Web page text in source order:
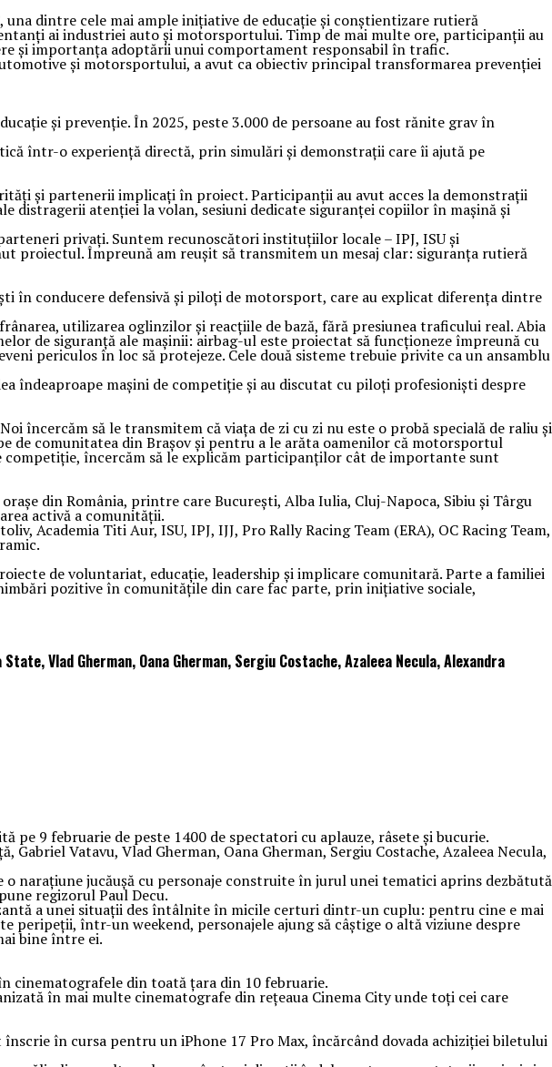
una dintre cele mai ample inițiative de educație și conștientizare rutieră
ai industriei auto și motorsportului. Timp de mai multe ore, participanții au
și importanța adoptării unui comportament responsabil în trafic.
și motorsportului, a avut ca obiectiv principal transformarea prevenției
și prevenție. În 2025, peste 3.000 de persoane au fost rănite grav în
într-o experiență directă, prin simulări și demonstrații care îi ajută pe
și partenerii implicați în proiect. Participanții au avut acces la demonstrații
distragerii atenției la volan, sesiuni dedicate siguranței copiilor în mașină și
privați. Suntem recunoscători instituțiilor locale – IPJ, ISU și
proiectul. Împreună am reușit să transmitem un mesaj clar: siguranța rutieră
în conducere defensivă și piloți de motorsport, care au explicat diferența dintre
utilizarea oglinzilor și reacțiile de bază, fără presiunea traficului real. Abia
de siguranță ale mașinii: airbag-ul este proiectat să funcționeze împreună cu
periculos în loc să protejeze. Cele două sisteme trebuie privite ca un ansamblu
îndeaproape mașini de competiție și au discutat cu piloți profesioniști despre
încercăm să le transmitem că viața de zi cu zi nu este o probă specială de raliu și
de comunitatea din Brașov și pentru a le arăta oamenilor că motorsportul
încercăm să le explicăm participanților cât de importante sunt
din România, printre care București, Alba Iulia, Cluj-Napoca, Sibiu și Târgu
activă a comunității.
Titi Aur, ISU, IPJ, IJJ, Pro Rally Racing Team (ERA), OC Racing Team,
de voluntariat, educație, leadership și implicare comunitară. Parte a familiei
pozitive în comunitățile din care fac parte, prin inițiative sociale,
Vlad Gherman, Oana Gherman, Sergiu Costache, Azaleea Necula, Alexandra
pe 9 februarie de peste 1400 de spectatori cu aplauze, râsete și bucurie.
Vatavu, Vlad Gherman, Oana Gherman, Sergiu Costache, Azaleea Necula,
narațiune jucăușă cu personaje construite în jurul unei tematici aprins dezbătută
regizorul Paul Decu.
a unei situații des întâlnite în micile certuri dintr-un cuplu: pentru cine e mai
într-un weekend, personajele ajung să câștige o altă viziune despre
bine între ei.
cinematografele din toată țara din 10 februarie.
în mai multe cinematografe din rețeaua Cinema City unde toți cei care
în cursa pentru un iPhone 17 Pro Max, încărcând dovada achiziției biletului